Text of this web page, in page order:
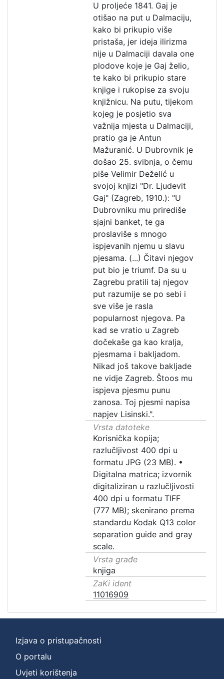
U proljeće 1841. Gaj je
otišao na put u Dalmaciju,
kako bi prikupio više
pristaša, jer ideja ilirizma
nije u Dalmaciji davala one
plodove koje je Gaj želio,
te kako bi prikupio stare
knjige i rukopise za svoju
knjižnicu. Na putu, tijekom
kojeg je posjetio sva
važnija mjesta u Dalmaciji,
pratio ga je Antun
Mažuranić. U Dubrovnik je
došao 25. svibnja, o čemu
piše Velimir Deželić u
svojoj knjizi "Dr. Ljudevit
Gaj" (Zagreb, 1910.): "U
Dubrovniku mu prirediše
sjajni banket, te ga
proslaviše s mnogo
ispjevanih njemu u slavu
pjesama. (...) Čitavi njegov
put bio je triumf. Da su u
Zagrebu pratili taj njegov
put razumije se po sebi i
sve više je rasla
popularnost njegova. Pa
kad se vratio u Zagreb
dočekaše ga kao kralja,
pjesmama i bakljadom.
Nikad još takove bakljade
ne vidje Zagreb. Štoos mu
ispjeva pjesmu punu
zanosa. Toj pjesmi napisa
napjev Lisinski.".
Vrsta datoteke
Korisnička kopija;
razlučljivost 400 dpi u
formatu JPG (23 MB). •
Digitalna matrica; izvornik
digitaliziran u razlučljivosti
400 dpi u formatu TIFF
(777 MB); skenirano prema
standardu Kodak Q13 color
separation guide and gray
scale.
Vrsta građe
knjiga
ZaKi ident
11016909
Izjava o pristupačnosti
O portalu
Uvjeti korištenja